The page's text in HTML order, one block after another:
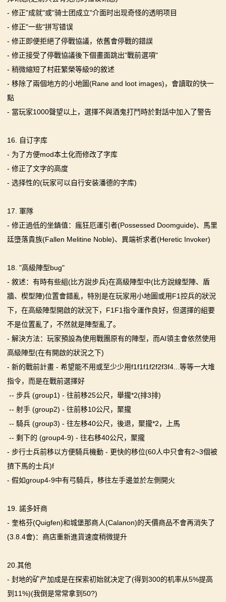
- 修正"成就"或"骑士团成立"介面时出现奇怪的透明项目
- 修正"一些"拼写错误
- 修正即便拒絕了停戰協議，依舊會停戰的錯誤
- 修正接受了停戰協議後下個畫面跳出"戰前選項"
- 稍微縮短了村莊繁榮等級9的敘述
- 移除了兩個地方的小地圖(Rane and loot images)，會讀取的快一
點
- 當玩家1000聲望以上，選擇不與酒鬼打鬥時於對話中加入了警告
16. 自订字库
- 为了方便mod本土化而修改了字库
- 修正了文字的高度
- 选择性的(玩家可以自行安装潘德的字库)
17. 軍隊
- 修正過低的坐鎮值：瘋狂厄運引者(Possessed Doomguide)、馬里
廷墮落貴族(Fallen Melitine Noble)、異端祈求者(Heretic Invoker)
18. "高級陣型bug"
- 敘述：有時有些組(比方說步兵)在高級陣型中(比方說線型陣、盾
牆、楔型陣)位置會錯亂，特別是在玩家用小地圖或用F1控兵的狀況
下，在高級陣型開啟的狀況下，F1F1指令運作良好，但選擇的組要
不是位置亂了，不然就是陣型亂了。
- 解決方法：玩家預設為使用戰團原有的陣型，而AI領主會依然使用
高級陣型(在有開啟的狀況之下)
- 新的戰前計畫 - 希望能不用或至少少用f1f1f1f2f2f3f4...等等一大堆
指令，而是在戰前選擇好
-- 步兵 (group1) - 往前移25公尺，舉攏*2(排3排)
-- 射手 (group2) - 往前移10公尺，聚攏
-- 騎兵 (group3) - 往左移40公尺，後退，聚攏*2，上馬
-- 剩下的 (group4-9) - 往右移40公尺，聚攏
- 步行士兵前移以方便騎兵機動 - 更快的移位(60人中只會有2~3個被
擠下馬的士兵)f
- 假如group4-9中有弓騎兵，移往左手邊並於左側開火
19. 諾多奸商
- 奎格芬(Quigfen)和城堡那商人(Calanon)的天價商品不會再消失了
(3.8.4會)：商店重新進貨速度稍微提升
20.其他
- 封地的矿产加成是在探索初始就决定了(得到300的机率从5%提高
到11%)(我倒是常常拿到50?)